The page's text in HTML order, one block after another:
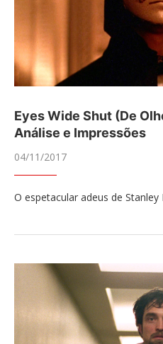
Eyes Wide Shut (De
Análise e Impressões
04/11/2017
O espetacular adeus de Stanley